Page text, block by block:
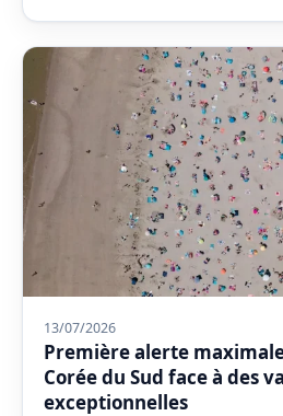
13/07/2026
Première alerte
Corée du Sud face à des
exceptionnelles